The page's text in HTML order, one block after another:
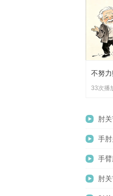
不努
33次播
肘
手
手
肘